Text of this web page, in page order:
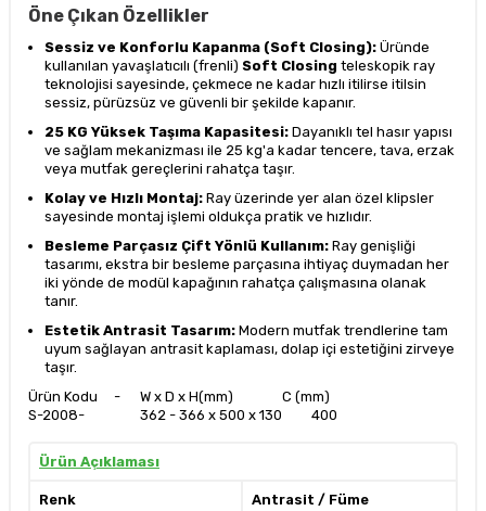
Öne Çıkan Özellikler
Sessiz ve Konforlu Kapanma (Soft Closing): Üründe
kullanılan yavaşlatıcılı (frenli) Soft Closing teleskopik ray
teknolojisi sayesinde, çekmece ne kadar hızlı itilirse itilsin
sessiz, pürüzsüz ve güvenli bir şekilde kapanır.
25 KG Yüksek Taşıma Kapasitesi: Dayanıklı tel hasır yapısı
ve sağlam mekanizması ile 25 kg'a kadar tencere, tava, erzak
veya mutfak gereçlerini rahatça taşır.
Kolay ve Hızlı Montaj: Ray üzerinde yer alan özel klipsler
sayesinde montaj işlemi oldukça pratik ve hızlıdır.
Besleme Parçasız Çift Yönlü Kullanım: Ray genişliği
tasarımı, ekstra bir besleme parçasına ihtiyaç duymadan her
iki yönde de modül kapağının rahatça çalışmasına olanak
tanır.
Estetik Antrasit Tasarım: Modern mutfak trendlerine tam
uyum sağlayan antrasit kaplaması, dolap içi estetiğini zirveye
taşır.
Ürün Kodu - W x D x H(mm) C (mm)
S-2008- 362 - 366 x 500 x 130 400
Ürün Açıklaması
Renk Antrasit / Füme